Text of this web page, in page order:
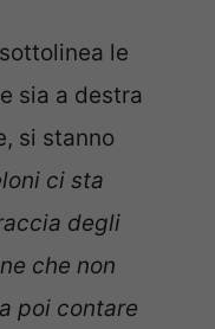
le
sia a destra
si stanno
ci sta
degli
che non
poi contare